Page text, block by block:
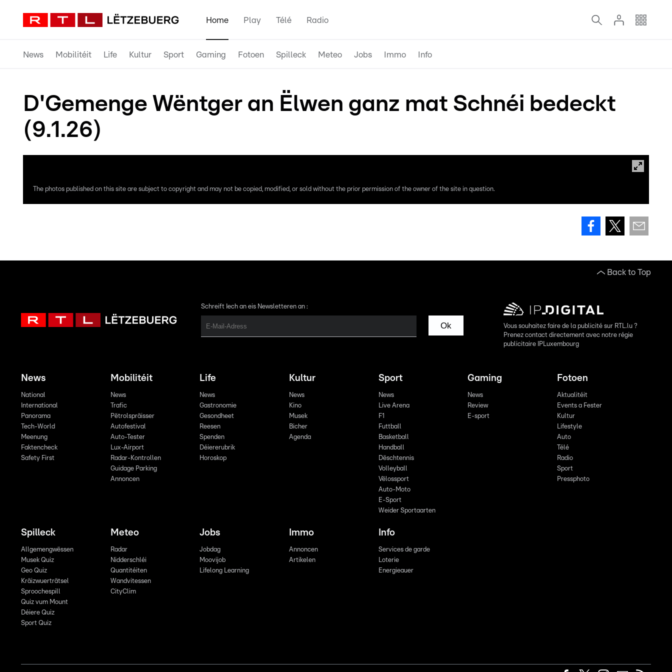
Home Play Télé Radio
News Mobilitéit Life Kultur Sport Gaming Fotoen Spilleck Meteo Jobs Immo Info
D'Gemenge Wëntger an Ëlwen ganz mat Schnéi bedeckt
(9.1.26)
The photos published on this site are subject to copyright and may not be copied, modified, or sold without the prior permission of the owner of the site in question.
Back to Top
Schreift Iech an eis Newsletteren an :
Ok
Vous souhaitez faire de la publicité sur RTL.lu ?
Prenez contact directement avec notre régie
publicitaire IPLuxembourg
News
National
International
Panorama
Tech-World
Meenung
Faktencheck
Safety First
Mobilitéit
News
Trafic
Pëtrolspräisser
Autofestival
Auto-Tester
Lux-Airport
Radar-Kontrollen
Guidage Parking
Annoncen
Life
News
Gastronomie
Gesondheet
Reesen
Spenden
Déiererubrik
Horoskop
Kultur
News
Kino
Musek
Bicher
Agenda
Sport
News
Live Arena
F1
Futtball
Basketball
Handball
Dëschtennis
Volleyball
Vëlossport
Auto-Moto
E-Sport
Weider Sportaarten
Gaming
News
Review
E-sport
Fotoen
Aktualitéit
Events a Fester
Kultur
Lifestyle
Auto
Télé
Radio
Sport
Pressphoto
Spilleck
Allgemengwëssen
Musek Quiz
Geo Quiz
Kräizwuerträtsel
Sproochespill
Quiz vum Mount
Déiere Quiz
Sport Quiz
Meteo
Radar
Nidderschléi
Quantitéiten
Wandvitessen
CityClim
Jobs
Jobdag
Moovijob
Lifelong Learning
Immo
Annoncen
Artikelen
Info
Services de garde
Loterie
Energieauer